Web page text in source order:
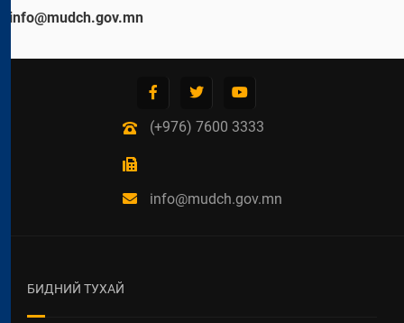
info@mudch.gov.mn
(+976) 7600 3333
info@mudch.gov.mn
БИДНИЙ ТУХАЙ